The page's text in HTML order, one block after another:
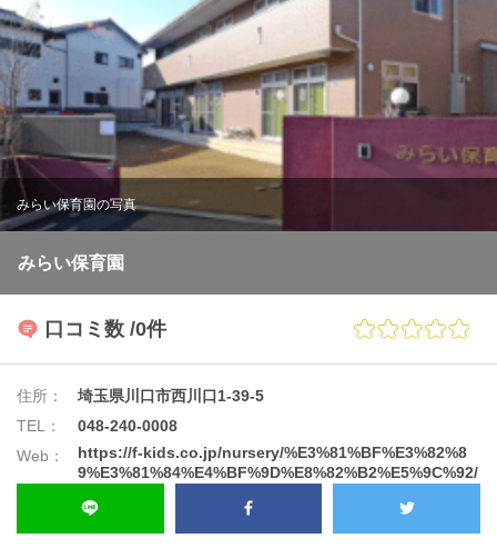
みらい保育園の写真
みらい保育園
口コミ数 /0件
住所：
埼玉県川口市西川口1-39-5
TEL：
048-240-0008
Web：
https://f-kids.co.jp/nursery/%E3%81%BF%E3%82%8
9%E3%81%84%E4%BF%9D%E8%82%B2%E5%9C%92/